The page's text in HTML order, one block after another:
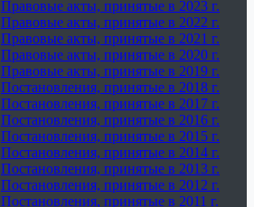
Правовые акты, принятые в 2023 г.
Правовые акты, принятые в 2022 г.
Правовые акты, принятые в 2021 г.
Правовые акты, принятые в 2020 г.
Правовые акты, принятые в 2019 г.
Постановления, принятые в 2018 г.
Постановления, принятые в 2017 г.
Постановления, принятые в 2016 г.
Постановления, принятые в 2015 г.
Постановления, принятые в 2014 г.
Постановления, принятые в 2013 г.
Постановления, принятые в 2012 г.
Постановления, принятые в 2011 г.